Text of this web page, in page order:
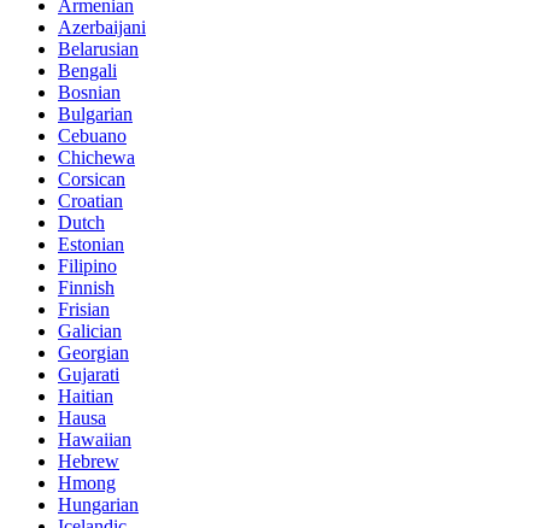
Armenian
Azerbaijani
Belarusian
Bengali
Bosnian
Bulgarian
Cebuano
Chichewa
Corsican
Croatian
Dutch
Estonian
Filipino
Finnish
Frisian
Galician
Georgian
Gujarati
Haitian
Hausa
Hawaiian
Hebrew
Hmong
Hungarian